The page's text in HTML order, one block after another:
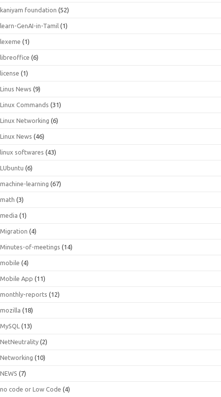
kaniyam foundation (52)
learn-GenAI-in-Tamil (1)
lexeme (1)
libreoffice (6)
license (1)
Linus News (9)
Linux Commands (31)
Linux Networking (6)
Linux News (46)
linux softwares (43)
LUbuntu (6)
machine-learning (67)
math (3)
media (1)
Migration (4)
Minutes-of-meetings (14)
mobile (4)
Mobile App (11)
monthly-reports (12)
mozilla (18)
MySQL (13)
NetNeutrality (2)
Networking (10)
NEWS (7)
no code or Low Code (4)